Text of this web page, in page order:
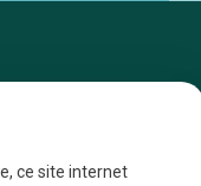
ce site internet